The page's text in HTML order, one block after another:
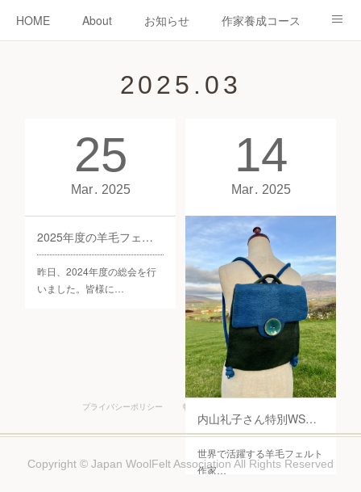
HOME About お知らせ 作家養成コース
2025 . 03
25
Mar 2025
2025年度の羊毛フェルト作家養成コースについて
昨日、2024年度の総会を行
いました。皆様に…
14
Mar 2025
内山礼子さん特別WS・リュックサック
世界で活躍する羊毛フェルト
作家…
プライバシーポリシー 特定商取引法に基づく表記
Copyright © Japan WoolFelt Association All Rights Reserved